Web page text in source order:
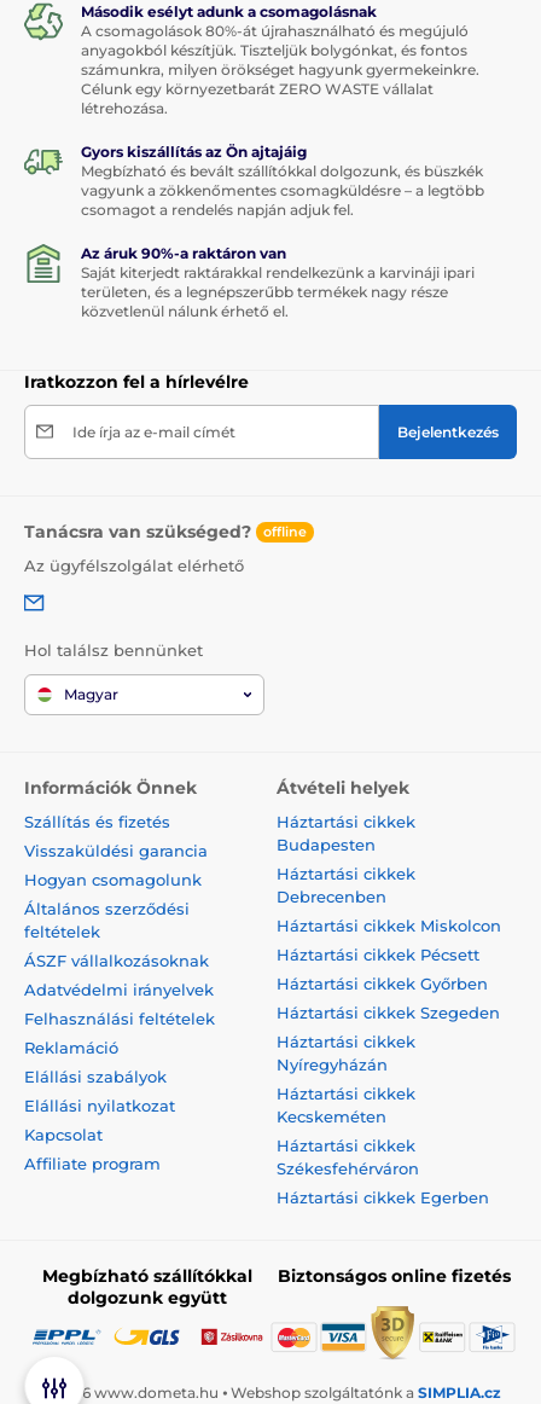
Második esélyt adunk a csomagolásnak
A csomagolások 80%-át újrahasználható és megújuló
anyagokból készítjük. Tiszteljük bolygónkat, és fontos
számunkra, milyen örökséget hagyunk gyermekeinkre.
Célunk egy környezetbarát ZERO WASTE vállalat
létrehozása.
Gyors kiszállítás az Ön ajtajáig
Megbízható és bevált szállítókkal dolgozunk, és büszkék
vagyunk a zökkenőmentes csomagküldésre – a legtöbb
csomagot a rendelés napján adjuk fel.
Az áruk 90%-a raktáron van
Saját kiterjedt raktárakkal rendelkezünk a karvináji ipari
területen, és a legnépszerűbb termékek nagy része
közvetlenül nálunk érhető el.
Iratkozzon fel a hírlevélre
Ide írja az e-mail címét Bejelentkezés
Tanácsra van szükséged? offline
Az ügyfélszolgálat elérhető
Hol találsz bennünket
Magyar
Információk Önnek
Szállítás és fizetés
Visszaküldési garancia
Hogyan csomagolunk
Általános szerződési
feltételek
ÁSZF vállalkozásoknak
Adatvédelmi irányelvek
Felhasználási feltételek
Reklamáció
Elállási szabályok
Elállási nyilatkozat
Kapcsolat
Affiliate program
Átvételi helyek
Háztartási cikkek
Budapesten
Háztartási cikkek
Debrecenben
Háztartási cikkek Miskolcon
Háztartási cikkek Pécsett
Háztartási cikkek Győrben
Háztartási cikkek Szegeden
Háztartási cikkek
Nyíregyházán
Háztartási cikkek
Kecskeméten
Háztartási cikkek
Székesfehérváron
Háztartási cikkek Egerben
Megbízható szállítókkal
dolgozunk együtt
Biztonságos online fizetés
© 2026 www.dometa.hu ⦁ Webshop szolgáltatónk a SIMPLIA.cz